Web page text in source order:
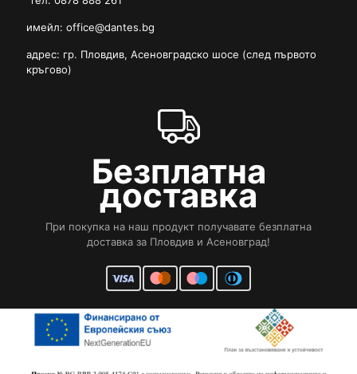
имейл: office@dantes.bg
адрес: гр. Пловдив, Асеновградско шосе (след първото
кръгово)
Безплатна
доставка
При покупка на наш продукт получавате безплатна
доставка за Пловдив и Асеновград!